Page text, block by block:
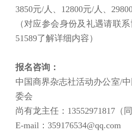
3850元/人、12800元/人、
（对应参会身份及礼遇请联
51589了解详细内容）
报名咨询：
中国商界杂志社活动办公室/
委会
尚有龙主任：13552971817（同
E-mail：359176534@qq.com